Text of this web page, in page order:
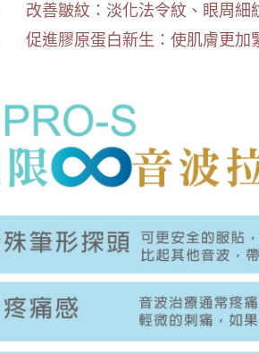
改善皺紋：淡化法令紋、眼周細
促進膠原蛋白新生：使肌膚更加